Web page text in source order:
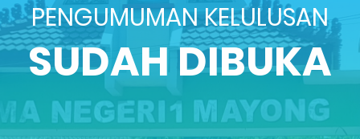
PENGUMUMAN KELULUSAN
SUDAH DIBUKA